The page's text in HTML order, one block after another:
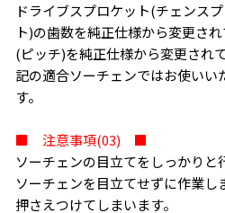
ドライブスプロケット(チェンス
ト)の歯数を純正仕様から変更さ
(ピッチ)を純正仕様から変更され
記の適合ソーチェンではお使いい
す。
■ 注意事項(03) ■
ソーチェンの目立てをしっかりと
ソーチェンを目立てせずに作業し
押さえつけてしまいます。